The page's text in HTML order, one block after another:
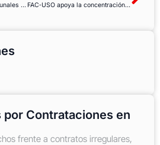
FAC-USO logra en los tribunales la recuperación del séptimo día de asuntos propios para el personal laboral de la CAIB FAC‑USO apoya la concentración del 7 de octubre frente al Congreso contra el abuso de temporalidad en el empleo público
por Contrataciones en
frente a contratos irregulares,